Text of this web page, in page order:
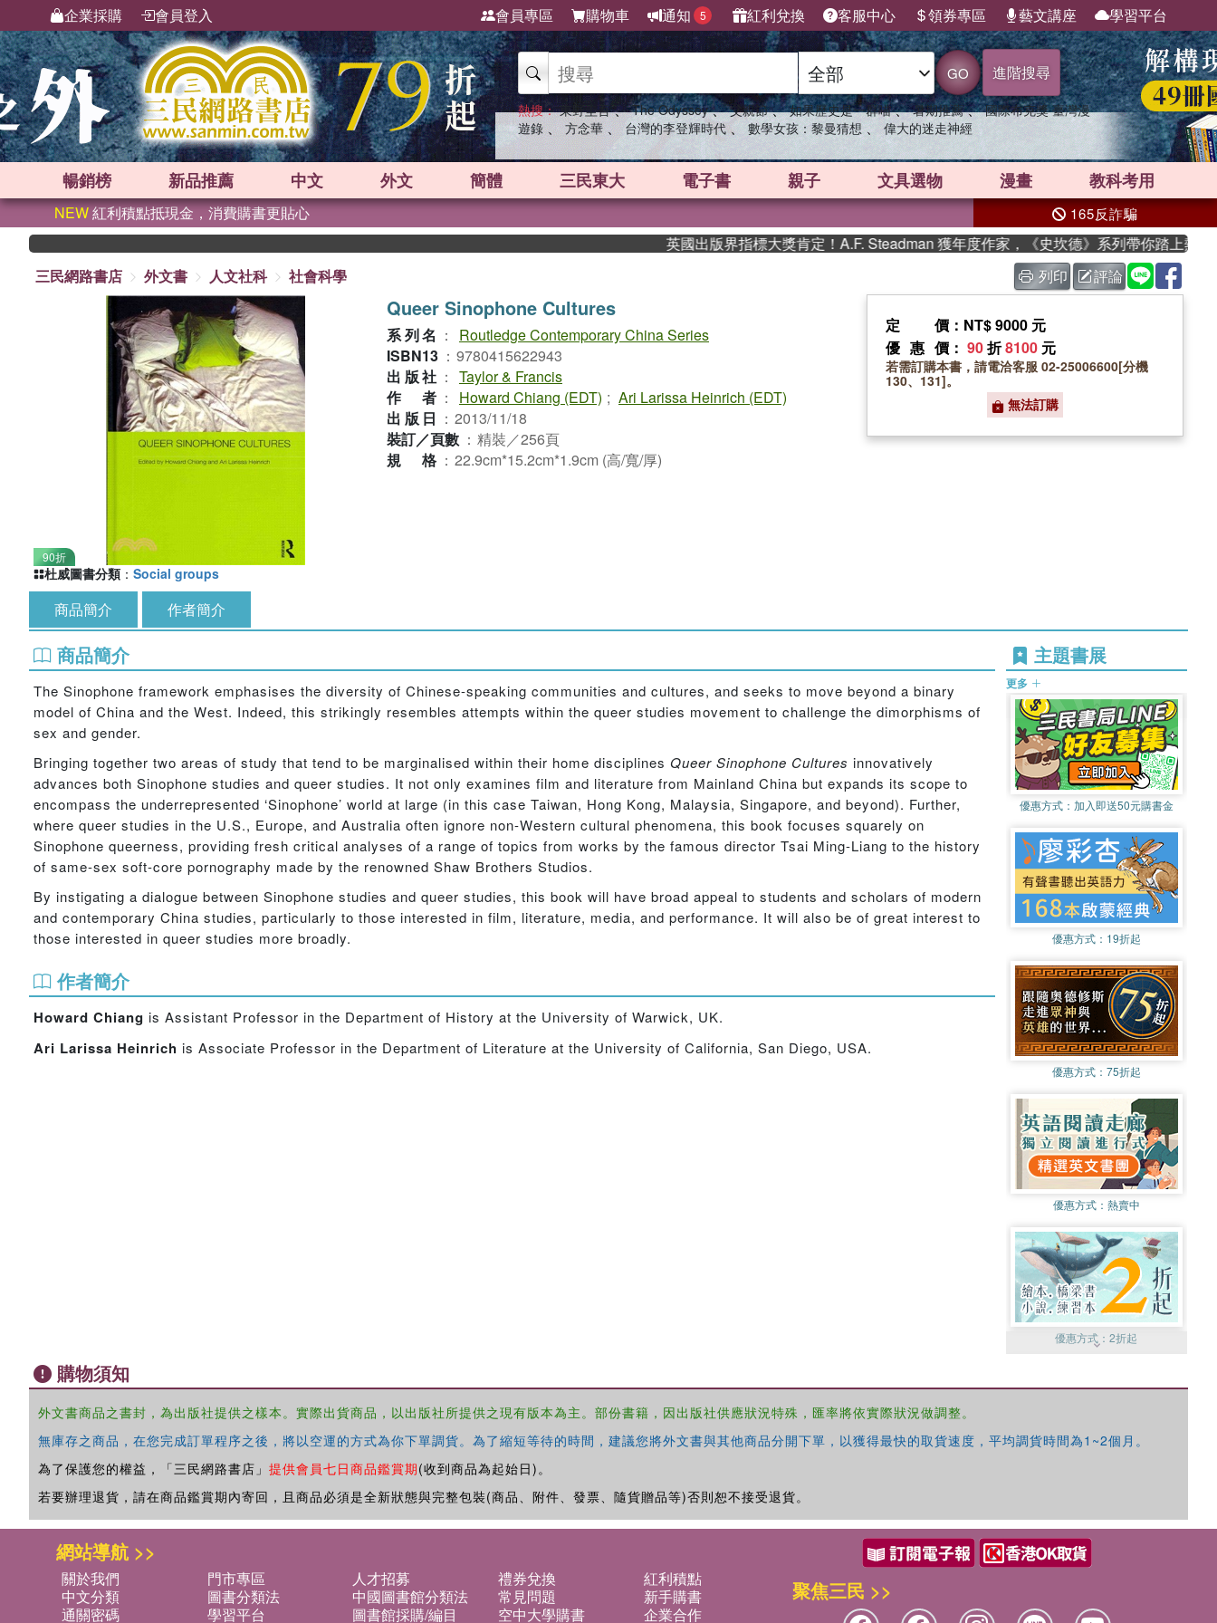
企業採購 會員登入 會員專區 購物車 通知 5 紅利兌換 客服中心 領券專區 藝文講座 學習平台
GO 進階搜尋
熱搜： 東野圭吾 、 The Odyssey 、 父親節 、 如果歷史是一群喵 、 暑期推薦 、 國際布克獎 臺灣漫
遊錄 、 方念華 、 台灣的李登輝時代 、 數學女孩：黎曼猜想 、 偉大的迷走神經
暢銷榜 新品推薦 中文 外文 簡體 三民東大 電子書 親子 文具選物 漫畫 教科考用
NEW紅利積點抵現金，消費購書更貼心 165反詐騙
英國出版界指標大獎肯定！A.F. Steadman 獲年度作家，《史坎德》系列帶你踏上熱血奇幻
三民網路書店
外文書 人文社科 社會科學 列印 評論
90折
Queer Sinophone Cultures
系列名 ：
Routledge Contemporary China Series
ISBN13 ： 9780415622943
出版社 ： Taylor & Francis
作者 ： Howard Chiang (EDT) ; Ari Larissa Heinrich (EDT)
出版日 ： 2013/11/18
裝訂／頁數 ： 精裝／256頁
規格 ： 22.9cm*15.2cm*1.9cm (高/寬/厚)
定價 ：NT$ 9000 元
優惠價 ： 90折8100 元
若需訂購本書，請電洽客服 02-25006600[分機
130、131]。
無法訂購
杜威圖書分類 ： Social groups
商品簡介 作者簡介
商品簡介
The Sinophone framework emphasises the diversity of Chinese-speaking communities and cultures, and seeks to move beyond a binary
model of China and the West. Indeed, this strikingly resembles attempts within the queer studies movement to challenge the dimorphisms of
sex and gender.
Bringing together two areas of study that tend to be marginalised within their home disciplines Queer Sinophone Cultures innovatively
advances both Sinophone studies and queer studies. It not only examines film and literature from Mainland China but expands its scope to
encompass the underrepresented ‘Sinophone’ world at large (in this case Taiwan, Hong Kong, Malaysia, Singapore, and beyond). Further,
where queer studies in the U.S., Europe, and Australia often ignore non-Western cultural phenomena, this book focuses squarely on
Sinophone queerness, providing fresh critical analyses of a range of topics from works by the famous director Tsai Ming-Liang to the history
of same-sex soft-core pornography made by the renowned Shaw Brothers Studios.
By instigating a dialogue between Sinophone studies and queer studies, this book will have broad appeal to students and scholars of modern
and contemporary China studies, particularly to those interested in film, literature, media, and performance. It will also be of great interest to
those interested in queer studies more broadly.
作者簡介
Howard Chiang is Assistant Professor in the Department of History at the University of Warwick, UK.
Ari Larissa Heinrich is Associate Professor in the Department of Literature at the University of California, San Diego, USA.
主題書展
更多
優惠方式： 加入即送50元購書金
優惠方式： 19折起
優惠方式： 75折起
優惠方式： 熱賣中
優惠方式：2折起
購物須知
外文書商品之書封，為出版社提供之樣本。實際出貨商品，以出版社所提供之現有版本為主。部份書籍，因出版社供應狀況特殊，匯率將依實際狀況做調整。
無庫存之商品，在您完成訂單程序之後，將以空運的方式為你下單調貨。為了縮短等待的時間，建議您將外文書與其他商品分開下單，以獲得最快的取貨速度，平均調貨時間為1~2個月。
為了保護您的權益，「三民網路書店」 提供會員七日商品鑑賞期(收到商品為起始日)。
若要辦理退貨，請在商品鑑賞期內寄回，且商品必須是全新狀態與完整包裝(商品、附件、發票、隨貨贈品等)否則恕不接受退貨。
網站導航 >>
關於我們 門市專區 人才招募 禮券兌換
紅利積點
中文分類
圖書分類法 中國圖書館分類法 常見問題
新手購書
通關密碼
學習平台 圖書館採購/編目 空中大學購書
企業合作
聚焦三民 >>